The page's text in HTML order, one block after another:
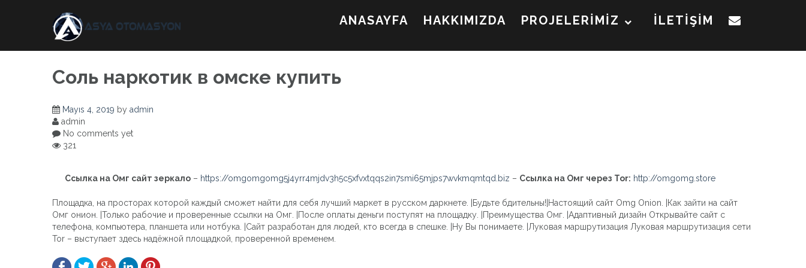
ANASAYFA HAKKIMIZDA PROJELERİMİZ İLETİŞİM
Соль наркотик в омске купить
Mayıs 4, 2019 by admin
admin
No comments yet
321
Ссылка на Омг сайт зеркало – https://omgomgomg5j4yrr4mjdv3h5c5xfvxtqqs2in7smi65mjps7wvkmqmtqd.biz – Ссылка на Омг через Tor: http://omgomg.store
Площадка, на просторах которой каждый сможет найти для себя лучший маркет в русском даркнете. |Будьте бдительны!|Настоящий сайт Omg Onion. |Как зайти на сайт
Омг онион. |Только рабочие и проверенные ссылки на Омг. |После оплаты деньги поступят на площадку. |Преимущества Омг. |Адаптивный дизайн Открывайте сайт с
телефона, компьютера, планшета или нотбука. |Сайт разработан для людей, кто всегда в спешке. |Ну Вы понимаете. |Луковая маршрутизация Луковая маршрутизация сети
Tor – выступает здесь надёжной площадкой, проверенной временем.